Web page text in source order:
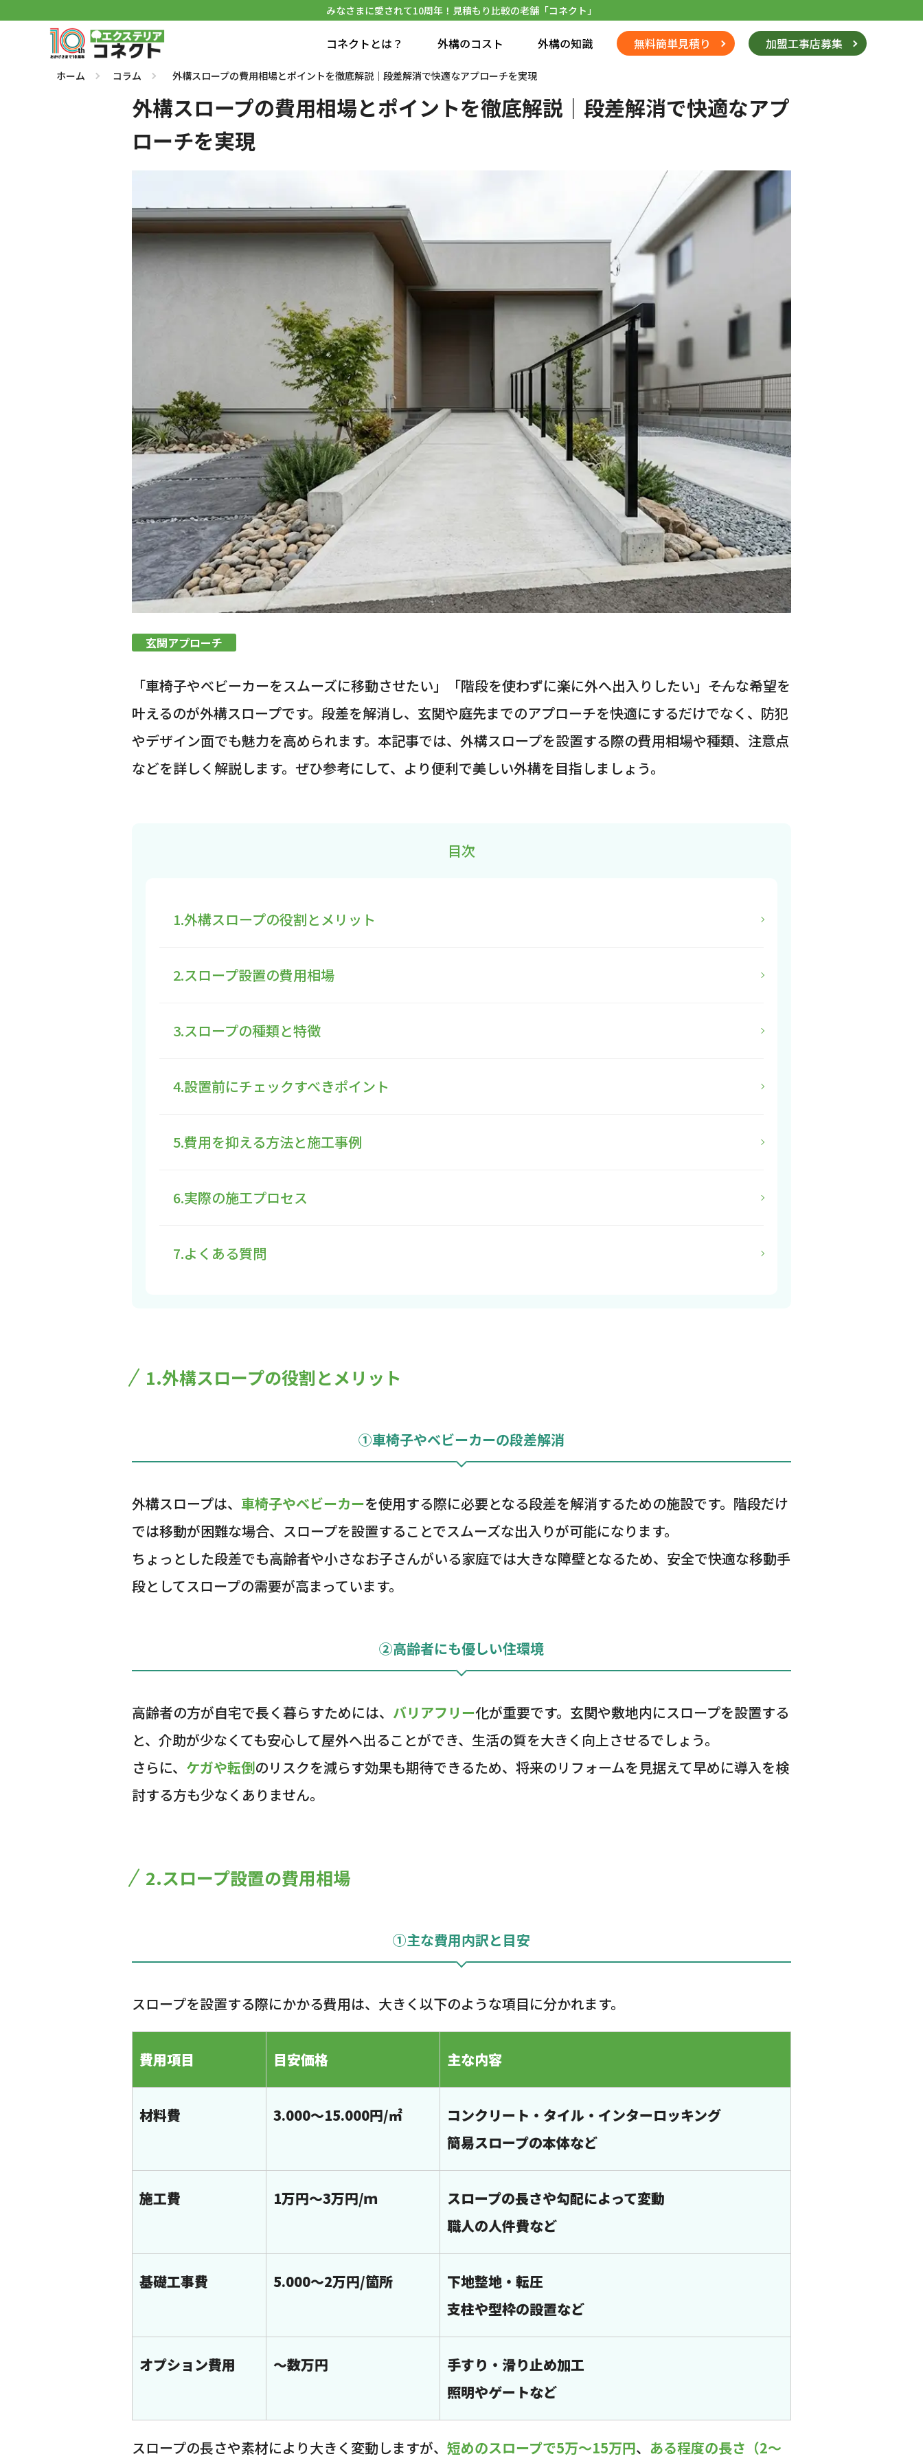
みなさまに愛されて10周年！見積もり比較の老舗「コネクト」
コネクトとは？ 外構のコスト 外構の知識 無料簡単見積り 加盟工事店募集
ホーム コラム 外構スロープの費用相場とポイントを徹底解説｜段差解消で快適なアプローチを実現
外構スロープの費用相場とポイントを徹底解説｜段差解消で快適なアプ
ローチを実現
玄関アプローチ
「車椅子やベビーカーをスムーズに移動させたい」「階段を使わずに楽に外へ出入りしたい」――そんな希望を
叶えるのが外構スロープです。段差を解消し、玄関や庭先までのアプローチを快適にするだけでなく、防犯
やデザイン面でも魅力を高められます。本記事では、外構スロープを設置する際の費用相場や種類、注意点
などを詳しく解説します。ぜひ参考にして、より便利で美しい外構を目指しましょう。
目次
1.外構スロープの役割とメリット
2.スロープ設置の費用相場
3.スロープの種類と特徴
4.設置前にチェックすべきポイント
5.費用を抑える方法と施工事例
6.実際の施工プロセス
7.よくある質問
1.外構スロープの役割とメリット
①車椅子やベビーカーの段差解消
外構スロープは、 車椅子やベビーカーを使用する際に必要となる段差を解消するための施設です。階段だけ
では移動が困難な場合、スロープを設置することでスムーズな出入りが可能になります。
ちょっとした段差でも高齢者や小さなお子さんがいる家庭では大きな障壁となるため、安全で快適な移動手
段としてスロープの需要が高まっています。
②高齢者にも優しい住環境
高齢者の方が自宅で長く暮らすためには、 バリアフリー化が重要です。玄関や敷地内にスロープを設置する
と、介助が少なくても安心して屋外へ出ることができ、生活の質を大きく向上させるでしょう。
さらに、 ケガや転倒のリスクを減らす効果も期待できるため、将来のリフォームを見据えて早めに導入を検
討する方も少なくありません。
2.スロープ設置の費用相場
①主な費用内訳と目安
スロープを設置する際にかかる費用は、大きく以下のような項目に分かれます。
費用項目 目安価格 主な内容
材料費 3.000～15.000円/㎡
コンクリート・タイル・インターロッキング
簡易スロープの本体など
施工費 1万円～3万円/ｍ
スロープの長さや勾配によって変動
職人の人件費など
基礎工事費 5.000～2万円/箇所
下地整地・転圧
支柱や型枠の設置など
オプション費用 ～数万円
手すり・滑り止め加工
照明やゲートなど
スロープの長さや素材により大きく変動しますが、 短めのスロープで5万～15万円、 ある程度の長さ（2～